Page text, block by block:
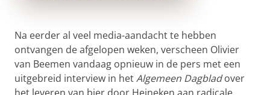
Na eerder al veel media-aandacht te hebben
ontvangen de afgelopen weken, verscheen Olivier
van Beemen vandaag opnieuw in de pers met een
uitgebreid interview in hetAlgemeen Dagbladover